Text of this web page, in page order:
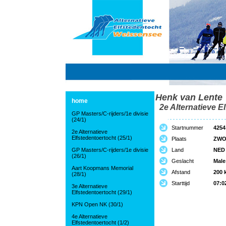
home
GP Masters/C-rijders/1e divisie
(24/1)
2e Alternatieve
Elfstedentoertocht (25/1)
GP Masters/C-rijders/1e divisie
(26/1)
Aart Koopmans Memorial
(28/1)
3e Alternatieve
Elfstedentoertocht (29/1)
KPN Open NK (30/1)
4e Alternatieve
Elfstedentoertocht (1/2)
Henk van Lente
2e Alternatieve
Startnummer
4254
Plaats
Land
NED
Geslacht
Male
Afstand
200
Starttijd